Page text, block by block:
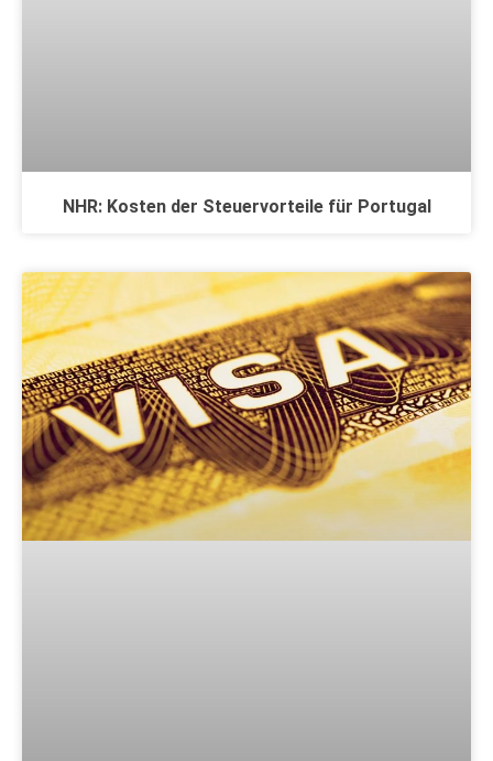
NHR: Kosten der Steuervorteile für Portugal